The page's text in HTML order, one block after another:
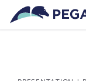
Pular para o